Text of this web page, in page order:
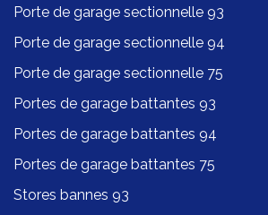
Porte de garage sectionnelle 93
Porte de garage sectionnelle 94
Porte de garage sectionnelle 75
Portes de garage battantes 93
Portes de garage battantes 94
Portes de garage battantes 75
Stores bannes 93